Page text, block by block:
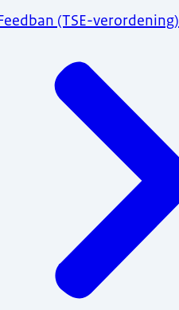
(TSE-verordening)